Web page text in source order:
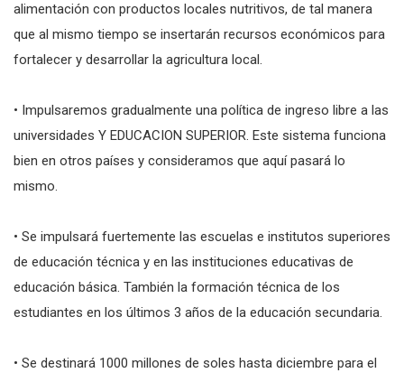
alimentación con productos locales nutritivos, de tal manera
que al mismo tiempo se insertarán recursos económicos para
fortalecer y desarrollar la agricultura local.
• Impulsaremos gradualmente una política de ingreso libre a las
universidades Y EDUCACION SUPERIOR. Este sistema funciona
bien en otros países y consideramos que aquí pasará lo
mismo.
• Se impulsará fuertemente las escuelas e institutos superiores
de educación técnica y en las instituciones educativas de
educación básica. También la formación técnica de los
estudiantes en los últimos 3 años de la educación secundaria.
• Se destinará 1000 millones de soles hasta diciembre para el